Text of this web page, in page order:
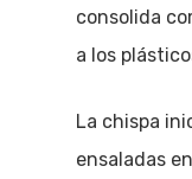
consolida
a los
La chispa
ensaladas